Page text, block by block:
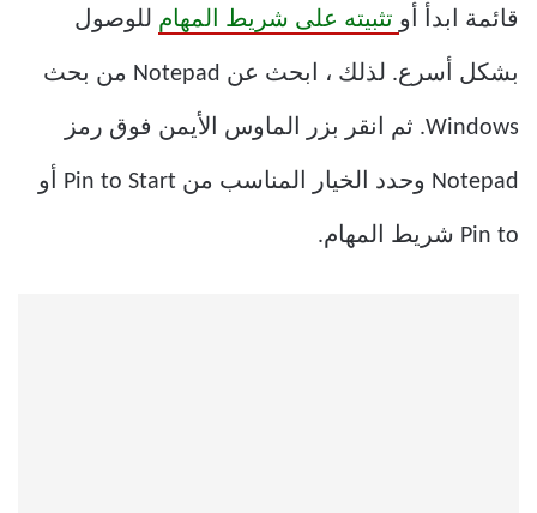
قائمة ابدأ أو تثبيته على شريط المهام للوصول
بشكل أسرع. لذلك ، ابحث عن Notepad من بحث
Windows. ثم انقر بزر الماوس الأيمن فوق رمز
Notepad وحدد الخيار المناسب من Pin to Start أو
Pin to شريط المهام.